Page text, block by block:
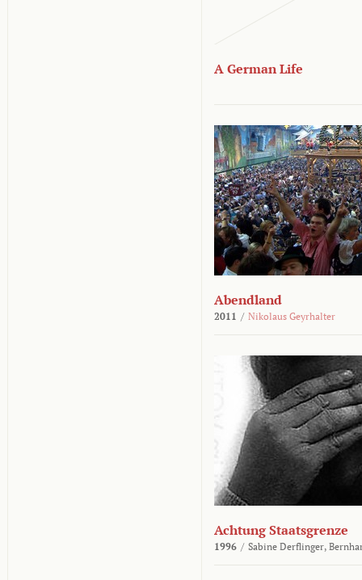
A German Life
Abendland
2011 / Nikolaus Geyrhalter
Achtung Staatsgrenze
1996 / Sabine Derflinger,